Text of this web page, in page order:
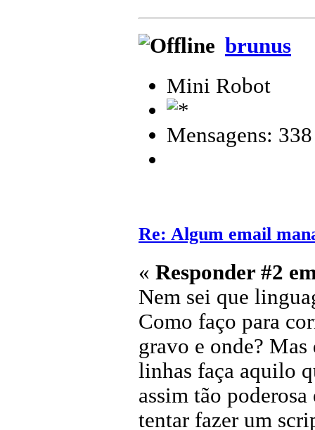
brunus
Mini Robot
Mensagens: 338
Re: Algum email
« Responder #2
Nem sei que
Como faço para
gravo e onde?
linhas faça aquilo
assim tão
tentar fazer um